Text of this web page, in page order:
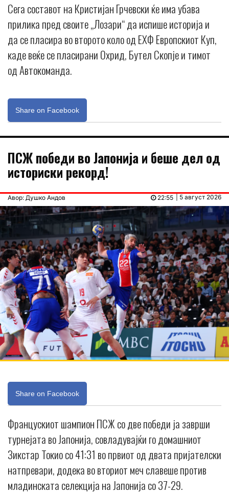
Сега составот на Кристијан Грчевски ќе има убава
прилика пред своите „Лозари“ да испише историја и
да се пласира во второто коло од ЕХФ Европскиот Куп,
каде веќе се пласирани Охрид, Бутел Скопје и тимот
од Автокоманда.
Share on Facebook
ПСЖ победи во Јапонија и беше дел од
историски рекорд!
Авор: Душко Андов | 5 август 2026
22:55
Share on Facebook
Францускиот шампион ПСЖ со две победи ја заврши
турнејата во Јапонија, совладувајќи го домашниот
Зикстар Токио со 41:31 во првиот од двата пријателски
натпревари, додека во вториот меч славеше против
младинската селекција на Јапонија со 37-29.